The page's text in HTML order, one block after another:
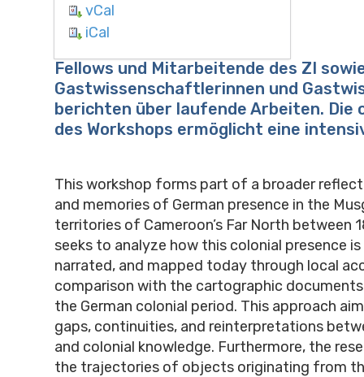
vCal
iCal
Fellows und Mitarbeitende des ZI
Gastwissenschaftlerinnen und
berichten über laufende Arbeiten. Die
des Workshops ermöglicht eine
This workshop forms part of a broader
and memories of German presence in the
territories of Cameroon’s Far North between
seeks to analyze how this colonial presence
narrated, and mapped today through local
comparison with the cartographic
the German colonial period. This approach
gaps, continuities, and reinterpretations
and colonial knowledge. Furthermore, the
the trajectories of objects originating from